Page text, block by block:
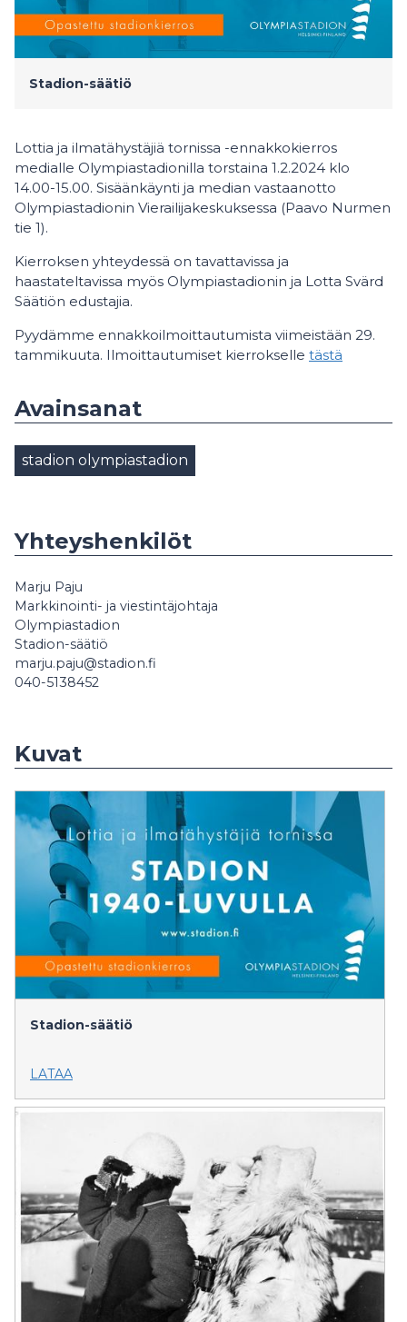
Stadion-säätiö
Lottia ja ilmatähystäjiä tornissa -ennakkokierros
medialle Olympiastadionilla torstaina 1.2.2024 klo
14.00-15.00. Sisäänkäynti ja median vastaanotto
Olympiastadionin Vierailijakeskuksessa (Paavo Nurmen
tie 1).
Kierroksen yhteydessä on tavattavissa ja
haastateltavissa myös Olympiastadionin ja Lotta Svärd
Säätiön edustajia.
Pyydämme ennakkoilmoittautumista viimeistään 29.
tammikuuta. Ilmoittautumiset kierrokselle tästä
Avainsanat
stadion olympiastadion
Yhteyshenkilöt
Marju Paju
Markkinointi- ja viestintäjohtaja
Olympiastadion
Stadion-säätiö
marju.paju@stadion.fi
040-5138452
Kuvat
Stadion-säätiö
LATAA